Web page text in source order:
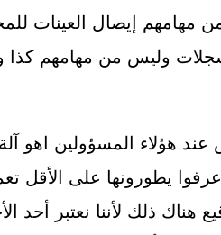
مهامهم إيصال العينات
وليس من مهامهم
هؤلاء المسؤولين اهو آلة
هناك ذلك لأننا نعتبر أحد